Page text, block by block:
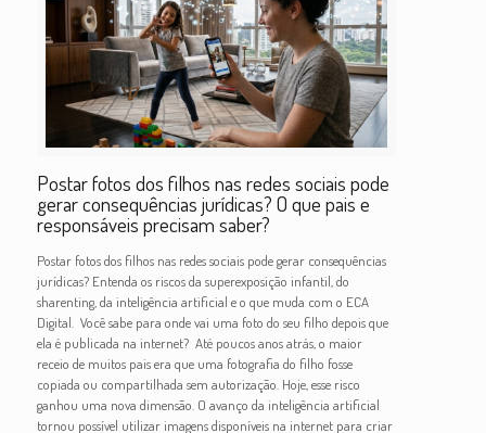
Postar fotos dos filhos nas redes sociais pode
gerar consequências jurídicas? O que pais e
responsáveis precisam saber?
Postar fotos dos filhos nas redes sociais pode gerar consequências
jurídicas? Entenda os riscos da superexposição infantil, do
sharenting, da inteligência artificial e o que muda com o ECA
Digital. Você sabe para onde vai uma foto do seu filho depois que
ela é publicada na internet? Até poucos anos atrás, o maior
receio de muitos pais era que uma fotografia do filho fosse
copiada ou compartilhada sem autorização. Hoje, esse risco
ganhou uma nova dimensão. O avanço da inteligência artificial
tornou possível utilizar imagens disponíveis na internet para criar